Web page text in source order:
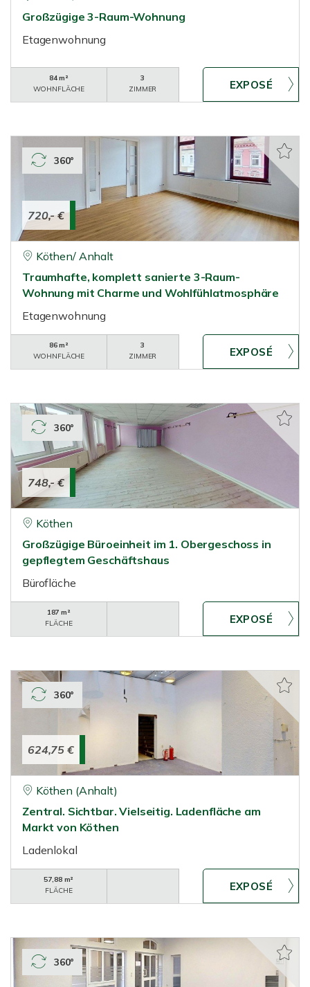
Großzügige 3-Raum-Wohnung
Etagenwohnung
84 m²
WOHNFLÄCHE
3
ZIMMER
720,- €
360°
Köthen/ Anhalt
Traumhafte, komplett sanierte 3-Raum-
Wohnung mit Charme und Wohlfühlatmosphäre
Etagenwohnung
86 m²
WOHNFLÄCHE
3
ZIMMER
748,- €
360°
Köthen
Großzügige Büroeinheit im 1. Obergeschoss in
gepflegtem Geschäftshaus
Bürofläche
187 m²
FLÄCHE
624,75 €
360°
Köthen (Anhalt)
Zentral. Sichtbar. Vielseitig. Ladenfläche am
Markt von Köthen
Ladenlokal
57,88 m²
FLÄCHE
360°